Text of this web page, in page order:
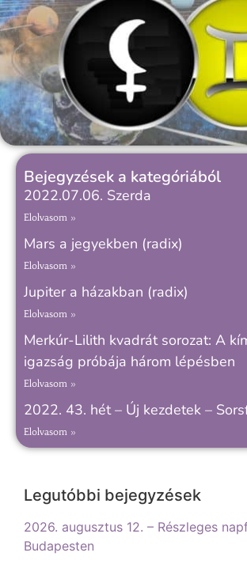
Bejegyzések a kategóriából
2022.07.06. Szerda
Elolvasom »
Mars a jegyekben (radix)
Elolvasom »
Jupiter a házakban (radix)
Elolvasom »
Merkúr-Lilith kvadrát sorozat: A
igazság próbája három lépésben
Elolvasom »
2022. 43. hét – Új kezdetek –
Elolvasom »
Legutóbbi bejegyzések
2026. augusztus 12. – Részleges
Budapesten